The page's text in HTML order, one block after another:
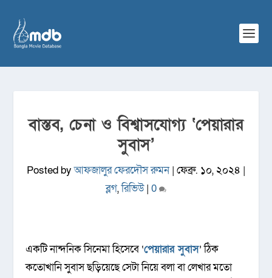
বাস্তব, চেনা ও বিশ্বাসযোগ্য ‘পেয়ারার
সুবাস’
Posted byআফজালুর ফেরদৌস রুমন| ফেব্রু. ১০, ২০২৪ |
ব্লগ,রিভিউ| 0
একটি নান্দনিক সিনেমা হিসেবে ‘পেয়ারার সুবাস’ ঠিক
কতোখানি সুবাস ছড়িয়েছে সেটা নিয়ে বলা বা লেখার মতো